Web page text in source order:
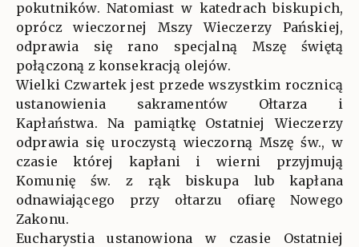
pokutników. Natomiast w katedrach biskupich,
oprócz wieczornej Mszy Wieczerzy Pańskiej,
odprawia się rano specjalną Mszę świętą
połączoną z konsekracją olejów.
Wielki Czwartek jest przede wszystkim rocznicą
ustanowienia sakramentów Ołtarza i
Kapłaństwa. Na pamiątkę Ostatniej Wieczerzy
odprawia się uroczystą wieczorną Mszę św., w
czasie której kapłani i wierni przyjmują
Komunię św. z rąk biskupa lub kapłana
odnawiającego przy ołtarzu ofiarę Nowego
Zakonu.
Eucharystia ustanowiona w czasie Ostatniej